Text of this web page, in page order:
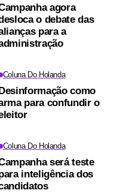
agora
o debate das
para a
Coluna Do Holanda
Desinformação como
para confundir o
Coluna Do Holanda
será teste
inteligência dos